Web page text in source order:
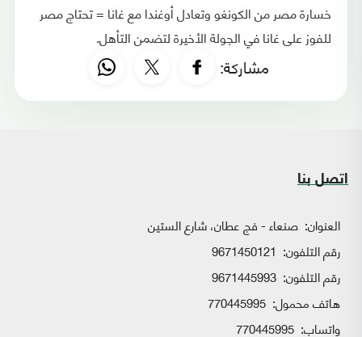
خسارة مصر من الكونغو وتعادل أوغندا مع غانا = تحتاج مصر
للفوز على غانا في الجولة الأخيرة لتضمن التأهل.
مشاركة:
اتصل بنا
العنوان: صنعاء - فج عطان، شارع الستين
رقم التلفون: 9671450121
رقم التلفون: 9671445993
هاتف محمول: 770445995
واتساب: